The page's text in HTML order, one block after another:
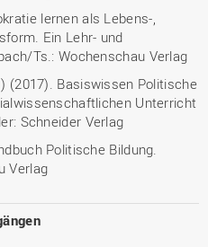
lernen als Lebens-,
Ein Lehr- und
Ts.: Wochenschau Verlag
(2017). Basiswissen Politische
Unterricht
Schneider Verlag
Politische Bildung.
Verlag